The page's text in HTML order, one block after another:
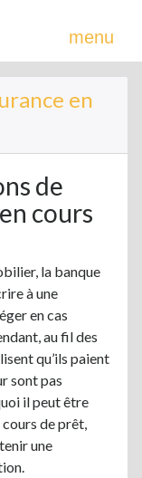
menu
en
de
cours
la banque
à une
en cas
au fil des
qu’ils paient
sont pas
il peut être
cours de prêt,
une